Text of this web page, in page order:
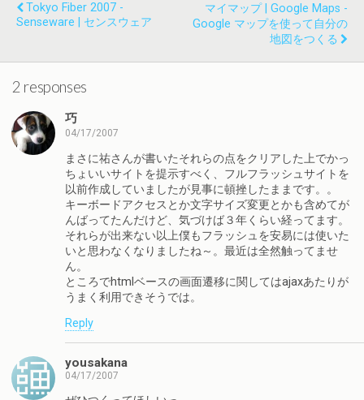
Tokyo Fiber 2007 -
Senseware | センスウェア
マイマップ | Google Maps -
Google マップを使って自分の
地図をつくる
2 responses
巧
04/17/2007
まさに祐さんが書いたそれらの点をクリアした上でかっ
ちょいいサイトを提示すべく、フルフラッシュサイトを
以前作成していましたが見事に頓挫したままです。。
キーボードアクセスとか文字サイズ変更とかも含めてが
んばってたんだけど、気づけば３年くらい経ってます。
それらが出来ない以上僕もフラッシュを安易には使いた
いと思わなくなりましたね～。最近は全然触ってませ
ん。
ところでhtmlベースの画面遷移に関してはajaxあたりが
うまく利用できそうでは。
Reply
yousakana
04/17/2007